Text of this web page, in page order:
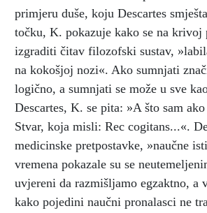
primjeru duše, koju Descartes
točku, K. pokazuje kako se na krivoj
izgraditi čitav filozofski sustav,
na kokošjoj nozi«. Ako sumnjati
logično, a sumnjati se može u sve
Descartes, K. se pita: »A što sam
Stvar, koja misli: Rec cogitans...«.
medicinske pretpostavke, »naučne
vremena pokazale su se
uvjereni da razmišljamo egzaktno, a
kako pojedini naučni pronalasci ne